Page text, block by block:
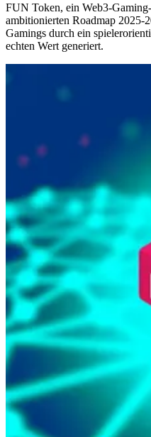
FUN Token, ein Web3-
ambitionierten Roadmap 2025-
Gamings durch ein
echten Wert generiert.